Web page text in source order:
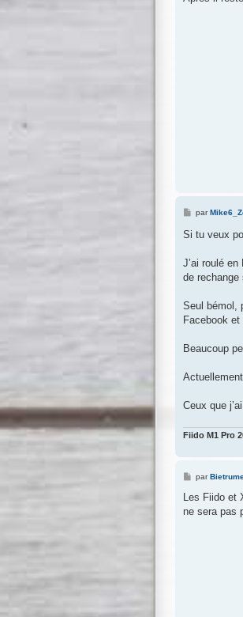
M
g
e
par
Si tu veux
J’ai roulé
de
Seul bémol,
Facebook
Beaucoup
Ceux que
Fiido M1 Pro
M
s
a
par
Les Fiido et
ne sera pas